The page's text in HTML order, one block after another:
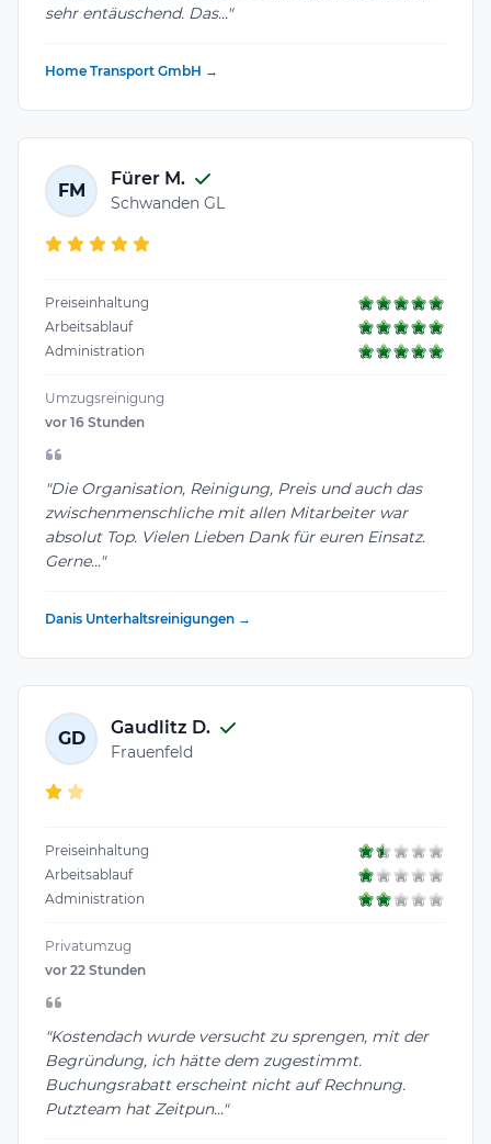
sehr entäuschend. Das..."
Home Transport GmbH →
FM
Fürer M.
Schwanden GL
Preiseinhaltung
Arbeitsablauf
Administration
Umzugsreinigung
vor 16 Stunden
"Die Organisation, Reinigung, Preis und auch das
zwischenmenschliche mit allen Mitarbeiter war
absolut Top. Vielen Lieben Dank für euren Einsatz.
Gerne..."
Danis Unterhaltsreinigungen →
GD
Gaudlitz D.
Frauenfeld
Preiseinhaltung
Arbeitsablauf
Administration
Privatumzug
vor 22 Stunden
"Kostendach wurde versucht zu sprengen, mit der
Begründung, ich hätte dem zugestimmt.
Buchungsrabatt erscheint nicht auf Rechnung.
Putzteam hat Zeitpun..."